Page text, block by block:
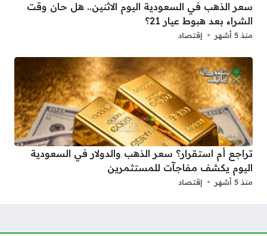
سعر الذهب في السعودية اليوم الاثنين.. هل حان وقت
الشراء بعد هبوط عيار 21؟
منذ 5 أشهر إقتصاد
تراجع أم استقرار؟ سعر الذهب والدولار في السعودية
اليوم يكشف مفاجآت للمستثمرين
منذ 5 أشهر إقتصاد